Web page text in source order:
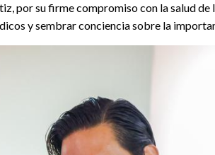
por su firme compromiso con la salud de
y sembrar conciencia sobre la